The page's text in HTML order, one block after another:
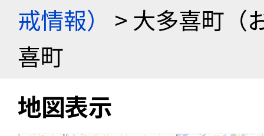
戒情報）
> 大多喜町（
喜町
地図表示